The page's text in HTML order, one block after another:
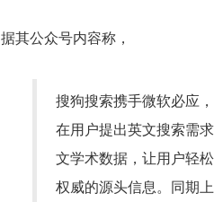
据其公众号内容称，
搜狗搜索携手微软必应
在用户提出英文搜索需
文学术数据，让用户轻
权威的源头信息。同期